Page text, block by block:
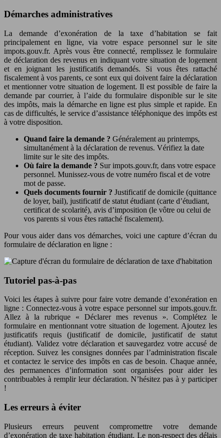
Démarches administratives
La demande d’exonération de la taxe d’habitation se fait
principalement en ligne, via votre espace personnel sur le site
impots.gouv.fr. Après vous être connecté, remplissez le formulaire
de déclaration des revenus en indiquant votre situation de logement
et en joignant les justificatifs demandés. Si vous êtes rattaché
fiscalement à vos parents, ce sont eux qui doivent faire la déclaration
et mentionner votre situation de logement. Il est possible de faire la
demande par courrier, à l’aide du formulaire disponible sur le site
des impôts, mais la démarche en ligne est plus simple et rapide. En
cas de difficultés, le service d’assistance téléphonique des impôts est
à votre disposition.
Quand faire la demande ? Généralement au printemps,
simultanément à la déclaration de revenus. Vérifiez la date
limite sur le site des impôts.
Où faire la demande ? Sur impots.gouv.fr, dans votre espace
personnel. Munissez-vous de votre numéro fiscal et de votre
mot de passe.
Quels documents fournir ? Justificatif de domicile (quittance
de loyer, bail), justificatif de statut étudiant (carte d’étudiant,
certificat de scolarité), avis d’imposition (le vôtre ou celui de
vos parents si vous êtes rattaché fiscalement).
Pour vous aider dans vos démarches, voici une capture d’écran du
formulaire de déclaration en ligne :
Tutoriel pas-à-pas
Voici les étapes à suivre pour faire votre demande d’exonération en
ligne : Connectez-vous à votre espace personnel sur impots.gouv.fr.
Allez à la rubrique « Déclarer mes revenus ». Complétez le
formulaire en mentionnant votre situation de logement. Ajoutez les
justificatifs requis (justificatif de domicile, justificatif de statut
étudiant). Validez votre déclaration et sauvegardez votre accusé de
réception. Suivez les consignes données par l’administration fiscale
et contactez le service des impôts en cas de besoin. Chaque année,
des permanences d’information sont organisées pour aider les
contribuables à remplir leur déclaration. N’hésitez pas à y participer
!
Les erreurs à éviter
Plusieurs erreurs peuvent compromettre votre demande
d’exonération de taxe habitation étudiant. Le non-respect des délais